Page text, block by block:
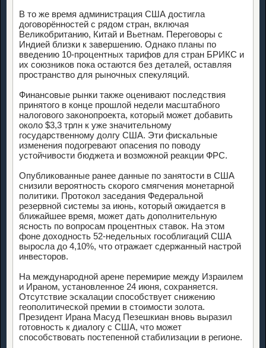
В то же время администрация США достигла
договорённостей с рядом стран, включая
Великобританию, Китай и Вьетнам. Переговоры с
Индией близки к завершению. Однако планы по
введению 10-процентных тарифов для стран БРИКС и
их союзников пока остаются без деталей, оставляя
пространство для рыночных спекуляций.
Финансовые рынки также оценивают последствия
принятого в конце прошлой недели масштабного
налогового законопроекта, который может добавить
около $3,3 трлн к уже значительному
государственному долгу США. Эти фискальные
изменения подогревают опасения по поводу
устойчивости бюджета и возможной реакции ФРС.
Опубликованные ранее данные по занятости в США
снизили вероятность скорого смягчения монетарной
политики. Протокол заседания Федеральной
резервной системы за июнь, который ожидается в
ближайшее время, может дать дополнительную
ясность по вопросам процентных ставок. На этом
фоне доходность 52-недельных гособлигаций США
выросла до 4,10%, что отражает сдержанный настрой
инвесторов.
На международной арене перемирие между Израилем
и Ираном, установленное 24 июня, сохраняется.
Отсутствие эскалации способствует снижению
геополитической премии в стоимости золота.
Президент Ирана Масуд Пезешкиан вновь выразил
готовность к диалогу с США, что может
способствовать постепенной стабилизации в регионе.